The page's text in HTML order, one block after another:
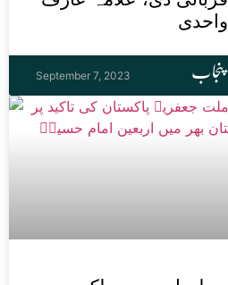
پنجاب
واحدی
September 7, 2023